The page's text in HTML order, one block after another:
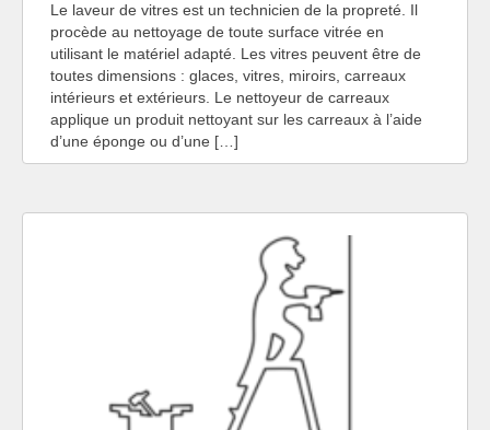
Le laveur de vitres est un technicien de la propreté. Il
procède au nettoyage de toute surface vitrée en
utilisant le matériel adapté. Les vitres peuvent être de
toutes dimensions : glaces, vitres, miroirs, carreaux
intérieurs et extérieurs. Le nettoyeur de carreaux
applique un produit nettoyant sur les carreaux à l’aide
d’une éponge ou d’une […]